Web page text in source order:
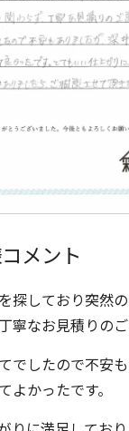
メント
探しており突然
寧なお見積りのご
でしたので不安
よかったです。